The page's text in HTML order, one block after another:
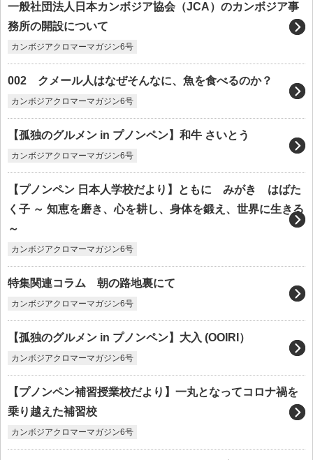
一般社団法人日本カンボジア協会（JCA）のカンボジア事
務所の開設について
カンボジアクロマーマガジン6号
002 クメール人はなぜそんなに、魚を食べるのか？
カンボジアクロマーマガジン6号
【孤独のグルメン in プノンペン】和牛 さいとう
カンボジアクロマーマガジン6号
【プノンペン 日本人学校だより】ともに みがき はばた
く子 ～ 知恵を磨き、心を耕し、身体を鍛え、世界に生きる
～
カンボジアクロマーマガジン6号
特集関連コラム 朝の路地裏にて
カンボジアクロマーマガジン6号
【孤独のグルメン in プノンペン】大入 (OOIRI）
カンボジアクロマーマガジン6号
【プノンペン補習授業校だより】一丸となってコロナ禍を
乗り越えた補習校
カンボジアクロマーマガジン6号